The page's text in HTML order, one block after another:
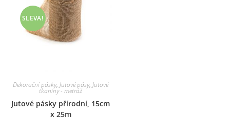
SLEVA!
Dekorační pásky,Jutové pásy,Jutové
tkaniny - metráž
Jutové pásky přírodní, 15cm
x 25m